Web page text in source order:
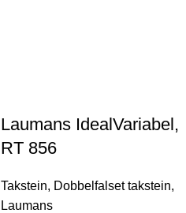
Laumans IdealVariabel,
RT 856
Takstein, Dobbelfalset takstein,
Laumans